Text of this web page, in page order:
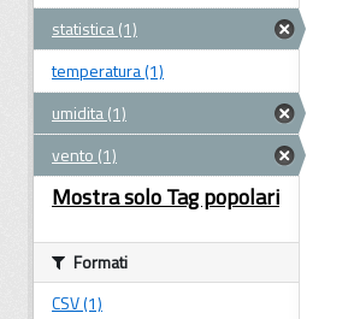
statistica (1)
temperatura (1)
umidita (1)
vento (1)
Mostra solo Tag popolari
Formati
CSV (1)